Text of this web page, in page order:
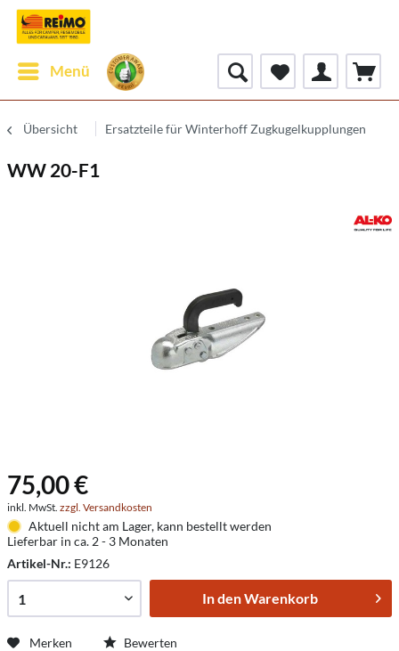
Menü
Übersicht Ersatzteile für Winterhoff Zugkugelkupplungen
WW 20-F1
75,00 €
inkl. MwSt. zzgl. Versandkosten
Aktuell nicht am Lager, kann bestellt werden
Lieferbar in ca. 2 - 3 Monaten
Artikel-Nr.: E9126
In denWarenkorb
Merken Bewerten